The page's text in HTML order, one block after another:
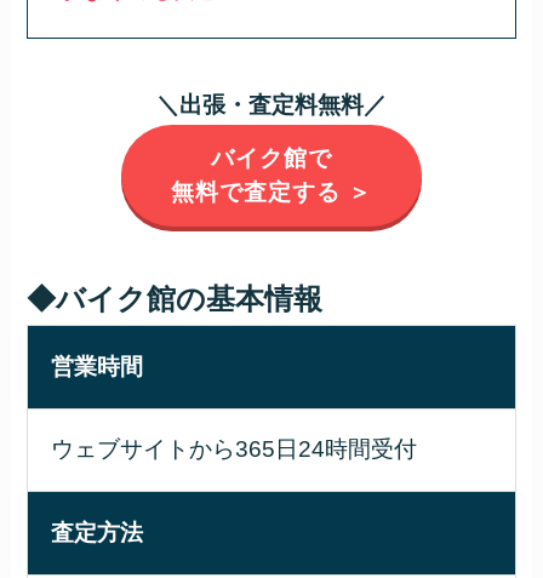
＼出張・査定料無料／
バイク館で
無料で査定する ＞
◆バイク館の基本情報
営業時間
ウェブサイトから365日24時間受付
査定方法